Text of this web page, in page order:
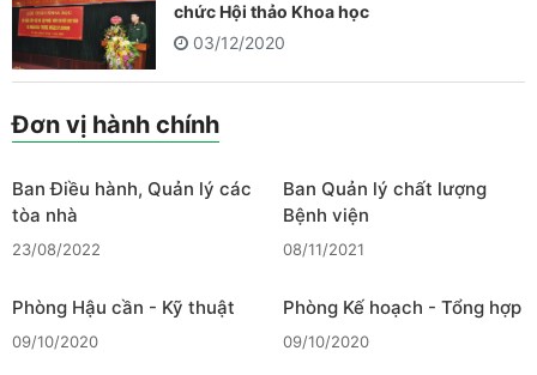
chức Hội thảo Khoa học
03/12/2020
Đơn vị hành chính
Ban Điều hành, Quản lý các
tòa nhà
23/08/2022
Ban Quản lý chất lượng
Bệnh viện
08/11/2021
Phòng Hậu cần - Kỹ thuật
09/10/2020
Phòng Kế hoạch - Tổng hợp
09/10/2020